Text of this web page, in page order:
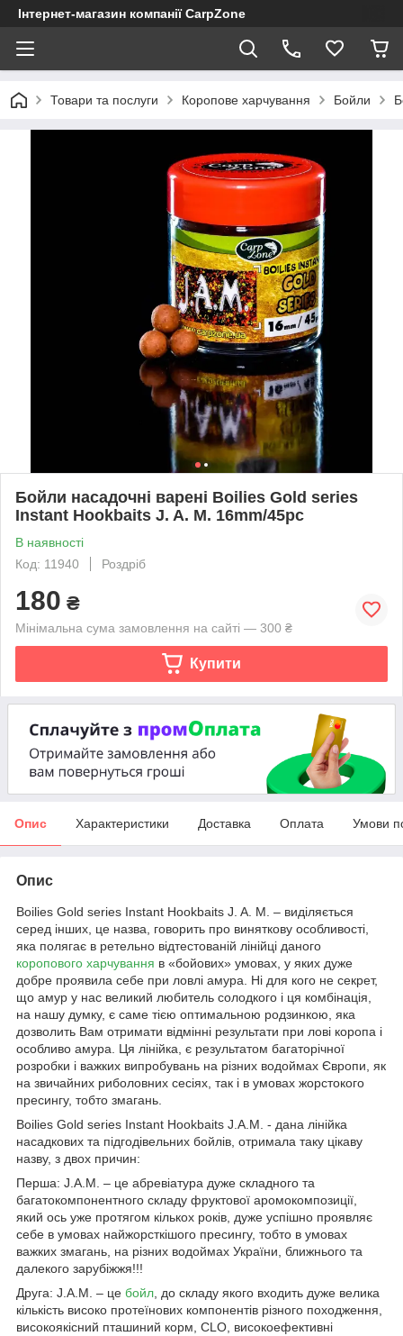
Інтернет-магазин компанії CarpZone
Товари та послуги Коропове харчування Бойли
Бойли насадочні варені Boilies Gold series
Instant Hookbaits J. A. M. 16mm/45pc
В наявності
Код: 11940
Роздріб
180 ₴
Мінімальна сума замовлення на сайті — 300 ₴
Купити
Опис Характеристики Доставка Оплата Умови
Опис
Boilies Gold series Instant Hookbaits J. A. M. – виділяється
серед інших, це назва, говорить про виняткову особливості,
яка полягає в ретельно відтестованій лінійці даного
коропового харчування в «бойових» умовах, у яких дуже
добре проявила себе при ловлі амура. Ні для кого не секрет,
що амур у нас великий любитель солодкого і ця комбінація,
на нашу думку, є саме тією оптимальною родзинкою, яка
дозволить Вам отримати відмінні результати при лові коропа і
особливо амура. Ця лінійка, є результатом багаторічної
розробки і важких випробувань на різних водоймах Європи, як
на звичайних риболовних сесіях, так і в умовах жорстокого
пресингу, тобто змагань.
Boilies Gold series Instant Hookbaits J.A.M. - дана лінійка
насадкових та підгодівельних бойлів, отримала таку цікаву
назву, з двох причин:
Перша: J.A.M. – це абревіатура дуже складного та
багатокомпонентного складу фруктової аромокомпозиції,
який ось уже протягом кількох років, дуже успішно проявляє
себе в умовах найжорсткішого пресингу, тобто в умовах
важких змагань, на різних водоймах України, ближнього та
далекого зарубіжжя!!!
Друга: J.A.M. – це бойл, до складу якого входить дуже велика
кількість високо протеїнових компонентів різного походження,
високоякісний пташиний корм, CLO, високоефективні